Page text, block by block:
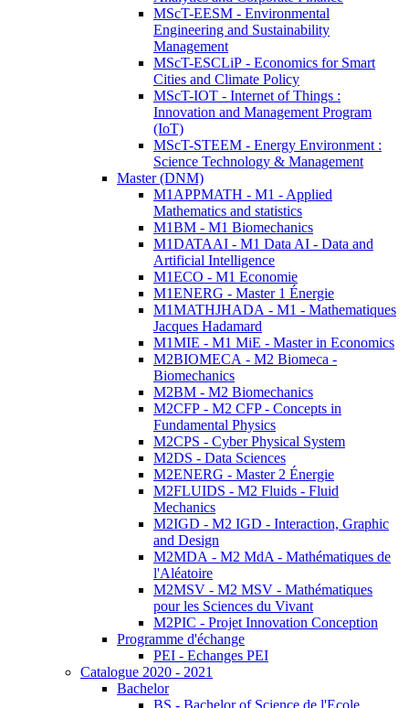
MScT-EESM - Environmental
Engineering and Sustainability
Management
MScT-ESCLiP - Economics for Smart
Cities and Climate Policy
MScT-IOT - Internet of Things :
Innovation and Management Program
(IoT)
MScT-STEEM - Energy Environment :
Science Technology & Management
Master (DNM)
M1APPMATH - M1 - Applied
Mathematics and statistics
M1BM - M1 Biomechanics
M1DATAAI - M1 Data AI - Data and
Artificial Intelligence
M1ECO - M1 Economie
M1ENERG - Master 1 Énergie
M1MATHJHADA - M1 - Mathematiques
Jacques Hadamard
M1MIE - M1 MiE - Master in Economics
M2BIOMECA - M2 Biomeca -
Biomechanics
M2BM - M2 Biomechanics
M2CFP - M2 CFP - Concepts in
Fundamental Physics
M2CPS - Cyber Physical System
M2DS - Data Sciences
M2ENERG - Master 2 Énergie
M2FLUIDS - M2 Fluids - Fluid
Mechanics
M2IGD - M2 IGD - Interaction, Graphic
and Design
M2MDA - M2 MdA - Mathématiques de
l'Aléatoire
M2MSV - M2 MSV - Mathématiques
pour les Sciences du Vivant
M2PIC - Projet Innovation Conception
Programme d'échange
PEI - Echanges PEI
Catalogue 2020 - 2021
Bachelor
BS - Bachelor of Science de l'Ecole